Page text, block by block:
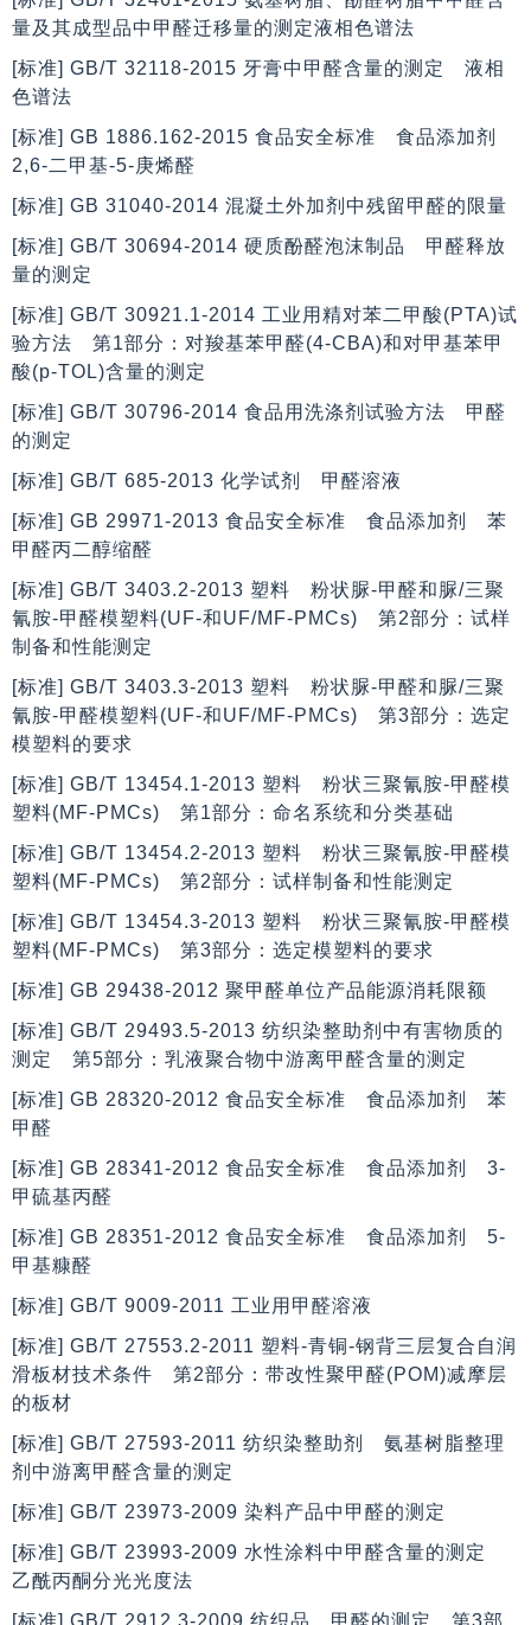
量及其成型品中甲醛迁移量的测定液相色谱法
[标准] GB/T 32118-2015 牙膏中甲醛含量的测定 液相
色谱法
[标准] GB 1886.162-2015 食品安全标准 食品添加剂
2,6-二甲基-5-庚烯醛
[标准] GB 31040-2014 混凝土外加剂中残留甲醛的限量
[标准] GB/T 30694-2014 硬质酚醛泡沫制品 甲醛释放
量的测定
[标准] GB/T 30921.1-2014 工业用精对苯二甲酸(PTA)试
验方法 第1部分：对羧基苯甲醛(4-CBA)和对甲基苯甲
酸(p-TOL)含量的测定
[标准] GB/T 30796-2014 食品用洗涤剂试验方法 甲醛
的测定
[标准] GB/T 685-2013 化学试剂 甲醛溶液
[标准] GB 29971-2013 食品安全标准 食品添加剂 苯
甲醛丙二醇缩醛
[标准] GB/T 3403.2-2013 塑料 粉状脲-甲醛和脲/三聚
氰胺-甲醛模塑料(UF-和UF/MF-PMCs) 第2部分：试样
制备和性能测定
[标准] GB/T 3403.3-2013 塑料 粉状脲-甲醛和脲/三聚
氰胺-甲醛模塑料(UF-和UF/MF-PMCs) 第3部分：选定
模塑料的要求
[标准] GB/T 13454.1-2013 塑料 粉状三聚氰胺-甲醛模
塑料(MF-PMCs) 第1部分：命名系统和分类基础
[标准] GB/T 13454.2-2013 塑料 粉状三聚氰胺-甲醛模
塑料(MF-PMCs) 第2部分：试样制备和性能测定
[标准] GB/T 13454.3-2013 塑料 粉状三聚氰胺-甲醛模
塑料(MF-PMCs) 第3部分：选定模塑料的要求
[标准] GB 29438-2012 聚甲醛单位产品能源消耗限额
[标准] GB/T 29493.5-2013 纺织染整助剂中有害物质的
测定 第5部分：乳液聚合物中游离甲醛含量的测定
[标准] GB 28320-2012 食品安全标准 食品添加剂 苯
甲醛
[标准] GB 28341-2012 食品安全标准 食品添加剂 3-
甲硫基丙醛
[标准] GB 28351-2012 食品安全标准 食品添加剂 5-
甲基糠醛
[标准] GB/T 9009-2011 工业用甲醛溶液
[标准] GB/T 27553.2-2011 塑料-青铜-钢背三层复合自润
滑板材技术条件 第2部分：带改性聚甲醛(POM)减摩层
的板材
[标准] GB/T 27593-2011 纺织染整助剂 氨基树脂整理
剂中游离甲醛含量的测定
[标准] GB/T 23973-2009 染料产品中甲醛的测定
[标准] GB/T 23993-2009 水性涂料中甲醛含量的测定
乙酰丙酮分光光度法